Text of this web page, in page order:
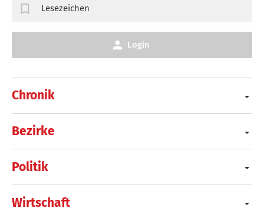
Chronik
Bezirke
Politik
Wirtschaft
Lesezeichen
Login